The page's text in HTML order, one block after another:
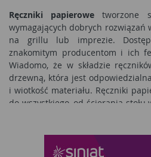
Ręczniki papierowetworzone
wymagających dobrych rozwiązań
na grillu lub imprezie.
znakomitym producentom i ich
Wiadomo, że w składzie
drzewną, która jest
i wiotkość materiału. Ręczniki
do wszystkiego, od ścierania
w łazience. Trudno obliczyć ile
suma wyrażania w setkach
chłonności wszystkich płynów z